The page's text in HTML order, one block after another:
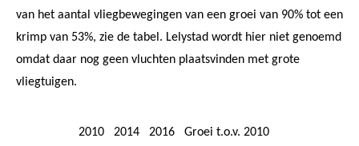
van het aantal vliegbewegingen van een groei van 90% tot een
krimp van 53%, zie de tabel. Lelystad wordt hier niet genoemd
omdat daar nog geen vluchten plaatsvinden met grote
vliegtuigen.
2010 2014 2016 Groei t.o.v. 2010